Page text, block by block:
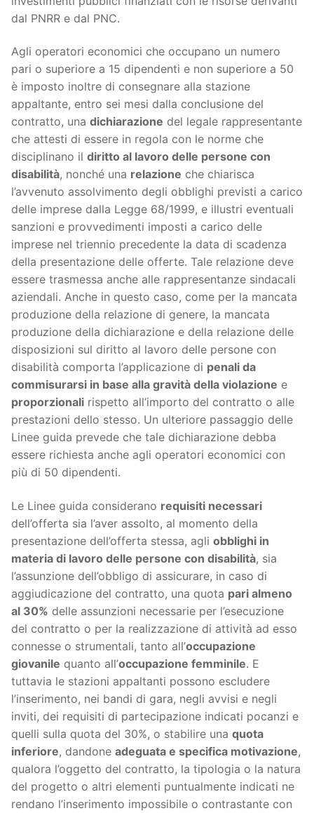
dal PNRR e dal PNC.
Agli operatori economici che occupano un numero
pari o superiore a 15 dipendenti e non superiore a 50
è imposto inoltre di consegnare alla stazione
appaltante, entro sei mesi dalla conclusione del
contratto, una dichiarazione del legale rappresentante
che attesti di essere in regola con le norme che
disciplinano il diritto al lavoro delle persone con
disabilità, nonché una relazione che chiarisca
l’avvenuto assolvimento degli obblighi previsti a carico
delle imprese dalla Legge 68/1999, e illustri eventuali
sanzioni e provvedimenti imposti a carico delle
imprese nel triennio precedente la data di scadenza
della presentazione delle offerte. Tale relazione deve
essere trasmessa anche alle rappresentanze sindacali
aziendali. Anche in questo caso, come per la mancata
produzione della relazione di genere, la mancata
produzione della dichiarazione e della relazione delle
disposizioni sul diritto al lavoro delle persone con
disabilità comporta l’applicazione di penali da
commisurarsi in base alla gravità della violazione e
proporzionali rispetto all’importo del contratto o alle
prestazioni dello stesso. Un ulteriore passaggio delle
Linee guida prevede che tale dichiarazione debba
essere richiesta anche agli operatori economici con
più di 50 dipendenti.
Le Linee guida considerano requisiti necessari
dell’offerta sia l’aver assolto, al momento della
presentazione dell’offerta stessa, agli obblighi in
materia di lavoro delle persone con disabilità, sia
l’assunzione dell’obbligo di assicurare, in caso di
aggiudicazione del contratto, una quota pari almeno
al 30% delle assunzioni necessarie per l’esecuzione
del contratto o per la realizzazione di attività ad esso
connesse o strumentali, tanto all’occupazione
giovanile quanto all’occupazione femminile. E
tuttavia le stazioni appaltanti possono escludere
l’inserimento, nei bandi di gara, negli avvisi e negli
inviti, dei requisiti di partecipazione indicati pocanzi e
quelli sulla quota del 30%, o stabilire una quota
inferiore, dandone adeguata e specifica motivazione,
qualora l’oggetto del contratto, la tipologia o la natura
del progetto o altri elementi puntualmente indicati ne
rendano l’inserimento impossibile o contrastante con